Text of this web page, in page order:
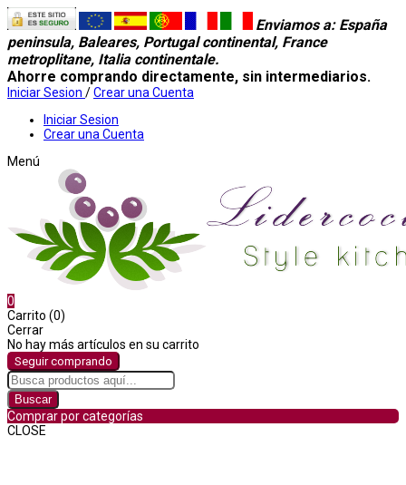
Enviamos a: España
peninsula, Baleares, Portugal continental, France
metroplitane, Italia continentale.
Ahorre comprando directamente, sin intermediarios.
Iniciar Sesion /Crear una Cuenta
Iniciar Sesion
Crear una Cuenta
Menú
0
Carrito (0)
Cerrar
No hay más artículos en su carrito
Seguir comprando
Buscar
Comprar por categorías
CLOSE